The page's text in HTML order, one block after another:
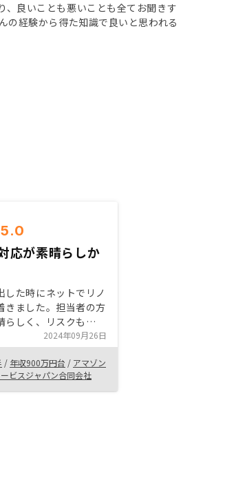
、良いことも悪いことも全てお聞きす
の経験から得た知識で良いと思われる
5.0
応が素晴らしか
した時にネットでリノ
きました。担当者の方
らしく、リスクも
の許容レベルと感じ
決めました。物件を決
きも書類サインのため
ー社を訪れただけでそ
ートで完結したので非
2024年09月26日
/ 年収900万円台 / アマゾン
ビスジャパン合同会社